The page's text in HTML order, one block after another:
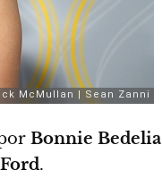
Bonnie Bedelia
.